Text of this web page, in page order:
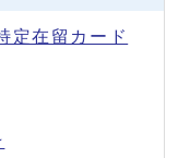
定在留カード